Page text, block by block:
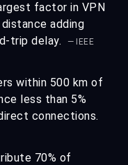
factor in VPN
adding
trip delay.
— IEEE
within 500 km of
less than 5%
connections.
70% of